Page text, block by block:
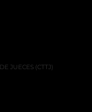
JUECES (CTTJ)